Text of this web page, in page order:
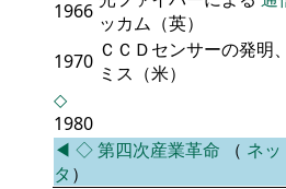
1966 ッカム（英）
1970 ＣＣＤセンサーの発明
ミス（米）
◇
1980
◀ ◇第四次産業革命 （ ネッ
タ ）